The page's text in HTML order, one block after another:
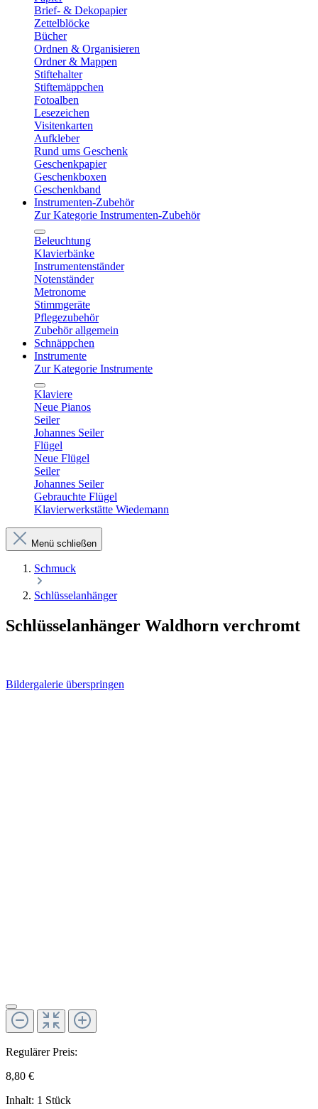
Brief- & Dekopapier
Zettelblöcke
Bücher
Ordnen & Organisieren
Ordner & Mappen
Stiftehalter
Stiftemäppchen
Fotoalben
Lesezeichen
Visitenkarten
Aufkleber
Rund ums Geschenk
Geschenkpapier
Geschenkboxen
Geschenkband
Instrumenten-Zubehör
Zur Kategorie Instrumenten-Zubehör
Beleuchtung
Klavierbänke
Instrumentenständer
Notenständer
Metronome
Stimmgeräte
Pflegezubehör
Zubehör allgemein
Schnäppchen
Instrumente
Zur Kategorie Instrumente
Klaviere
Neue Pianos
Seiler
Johannes Seiler
Flügel
Neue Flügel
Seiler
Johannes Seiler
Gebrauchte Flügel
Klavierwerkstätte Wiedemann
Menü schließen
Schmuck
Schlüsselanhänger
Schlüsselanhänger Waldhorn verchromt
Bildergalerie überspringen
Regulärer Preis:
8,80 €
Inhalt: 1 Stück